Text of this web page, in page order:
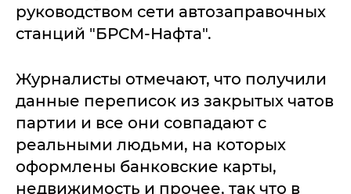
руководством сети автозаправочных
станций "БРСМ-Нафта".
Журналисты отмечают, что получили
данные переписок из закрытых чатов
партии и все они совпадают с
реальными людьми, на которых
оформлены банковские карты,
недвижимость и прочее, так что в